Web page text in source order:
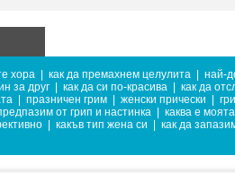
хора как да премахнем целулита
най-
за друг
как да си по-красива
как да
празничен грим женски прически
от грип и настинка
каква е
какъв тип жена си
как да